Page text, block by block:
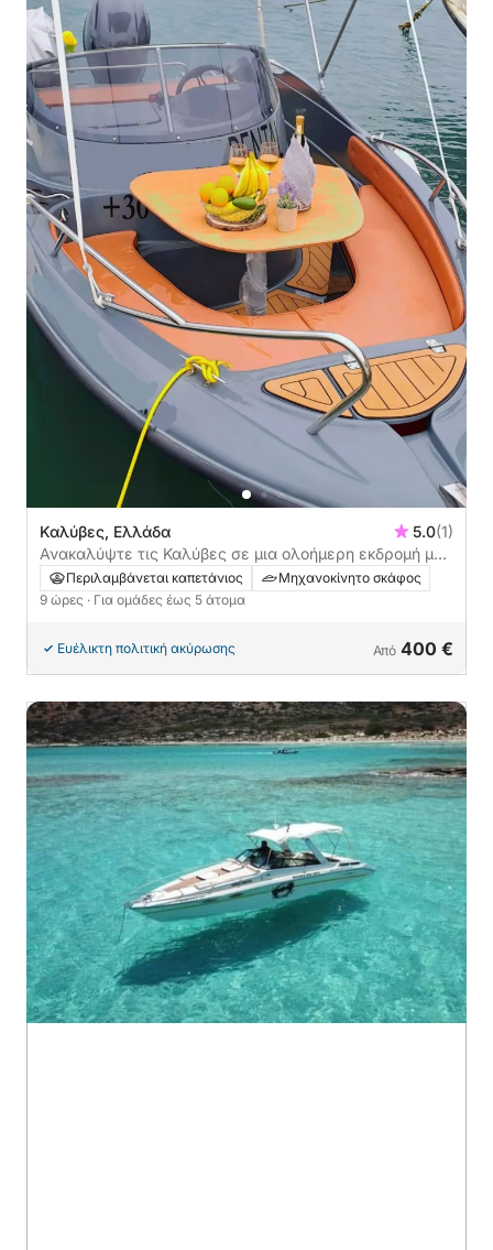
Καλύβες, Ελλάδα 5.0(1)
Ανακαλύψτε τις Καλύβες σε μια ολοήμερη εκδρομή με
μηχανοκίνητο σκάφος
Περιλαμβάνεται καπετάνιος
Μηχανοκίνητο σκάφος
9 ώρες · Για ομάδες έως 5 άτομα
Ευέλικτη πολιτική ακύρωσης Από 400 €